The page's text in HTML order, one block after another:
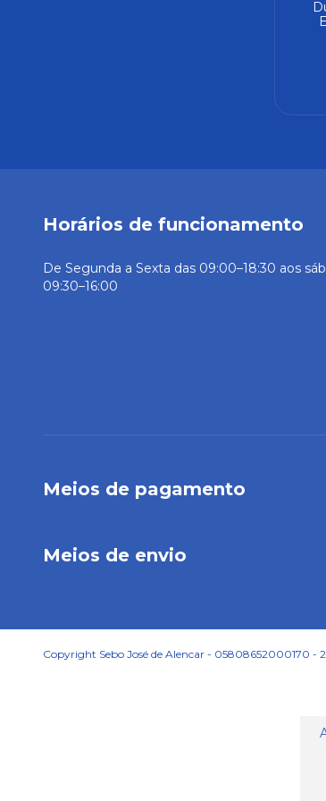
Horários de funcionamento
De Segunda a Sexta das 09:00–18:30 aos
09:30–16:00
Meios de pagamento
Meios de envio
Copyright Sebo José de Alencar - 05808652000170 -